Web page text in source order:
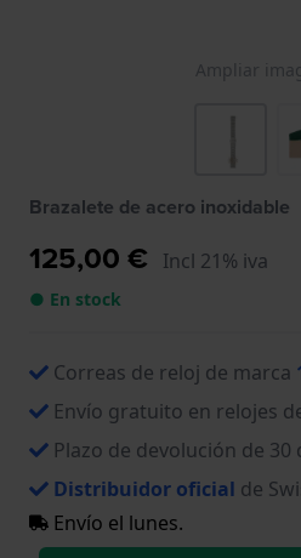
Ampliar
Brazalete de acero inoxidable
125,00 € Incl 21% iva
● En stock
Correas de reloj de marca
Envío gratuito en relojes
Plazo de devolución de 30
Distribuidor oficial de
Envío el lunes.